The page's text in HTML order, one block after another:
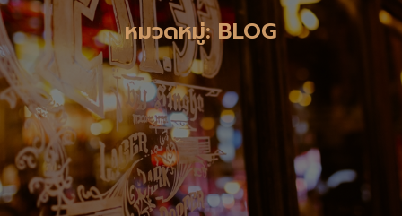
หมวดหมู่: BLOG